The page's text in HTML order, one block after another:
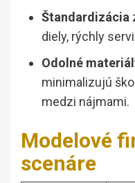
Štandardizácia
diely, rýchly
Odolné
minimalizujú
medzi nájmami.
Modelové
scenáre